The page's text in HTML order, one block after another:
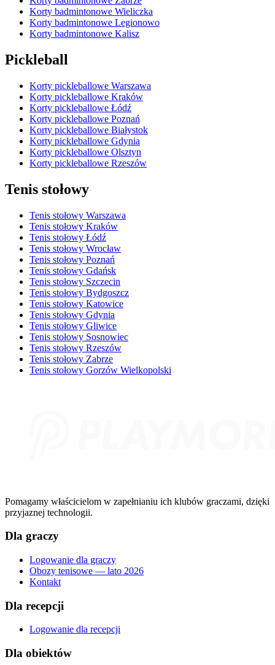
Korty badmintonowe Wieliczka
Korty badmintonowe Legionowo
Korty badmintonowe Kalisz
Pickleball
Korty pickleballowe Warszawa
Korty pickleballowe Kraków
Korty pickleballowe Łódź
Korty pickleballowe Poznań
Korty pickleballowe Białystok
Korty pickleballowe Gdynia
Korty pickleballowe Olsztyn
Korty pickleballowe Rzeszów
Tenis stołowy
Tenis stołowy Warszawa
Tenis stołowy Kraków
Tenis stołowy Łódź
Tenis stołowy Wrocław
Tenis stołowy Poznań
Tenis stołowy Gdańsk
Tenis stołowy Szczecin
Tenis stołowy Bydgoszcz
Tenis stołowy Katowice
Tenis stołowy Gdynia
Tenis stołowy Gliwice
Tenis stołowy Sosnowiec
Tenis stołowy Rzeszów
Tenis stołowy Zabrze
Tenis stołowy Gorzów Wielkopolski
Pomagamy właścicielom w zapełnianiu ich klubów graczami, dzięki
przyjaznej technologii.
Dla graczy
Logowanie dla graczy
Obozy tenisowe — lato 2026
Kontakt
Dla recepcji
Logowanie dla recepcji
Dla obiektów